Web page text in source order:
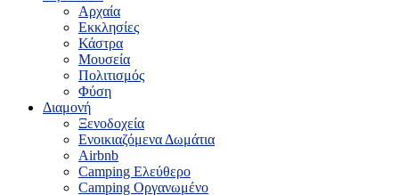
Αρχαία
Εκκλησίες
Κάστρα
Μουσεία
Πολιτισμός
Φύση
Διαμονή
Ξενοδοχεία
Ενοικιαζόμενα Δωμάτια
Airbnb
Camping Ελεύθερο
Camping Οργανωμένο